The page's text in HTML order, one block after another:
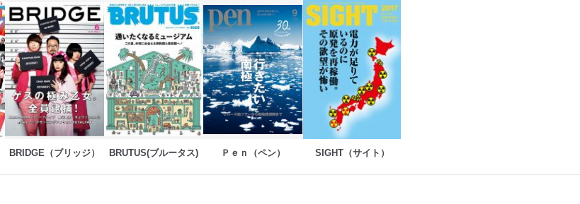
BRIDGE（ブリッジ） BRUTUS(ブルータス) Ｐｅｎ（ペン） SIGHT（サイト）